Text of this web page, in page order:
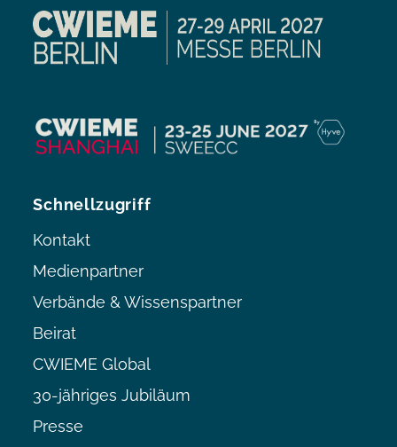
Schnellzugriff
Kontakt
Medienpartner
Verbände & Wissenspartner
Beirat
CWIEME Global
30-jähriges Jubiläum
Presse